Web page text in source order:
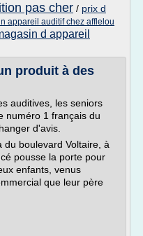
pas cher / prix d
appareil auditif chez afflelou
d appareil
produit à des
auditives, les seniors
numéro 1 français du
d'avis.
du boulevard Voltaire, à
pousse la porte pour
enfants, venus
que leur père